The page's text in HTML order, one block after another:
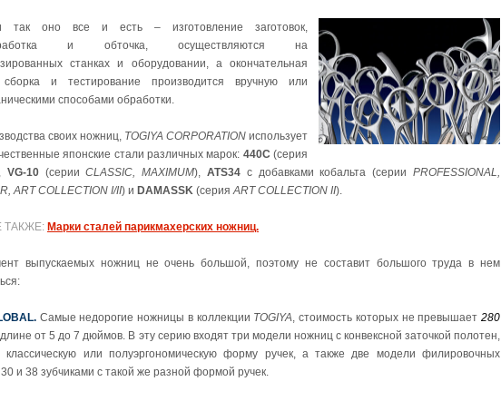
так оно все и есть – изготовление заготовок,
и обточка, осуществляются на
станках и оборудовании, а окончательная
сборка и тестирование производится вручную или
способами обработки.
своих ножниц, TOGIYA CORPORATION использует
японские стали различных марок: 440C (серия
VG-10(серииCLASSIC, MAXIMUM),ATS34 с добавками кобальта (серииPROFESSIONAL,
ART COLLECTION I/II) и DAMASSK (серияART COLLECTION II).
ТАКЖЕ: Марки сталей парикмахерских ножниц.
выпускаемых ножниц не очень большой, поэтому не составит большого труда в нем
Самые недорогие ножницы в коллекции TOGIYA, стоимость которых не превышает 280
от 5 до 7 дюймов. В эту серию входят три модели ножниц с конвексной заточкой полотен,
или полуэргономическую форму ручек, а также две модели филировочных
и 38 зубчиками с такой же разной формой ручек.